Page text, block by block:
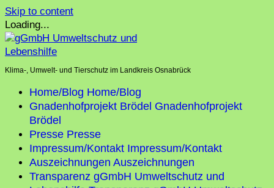
Skip to content
Loading...
Klima-, Umwelt- und Tierschutz im Landkreis Osnabrück
Home/Blog Home/Blog
Gnadenhofprojekt Brödel Gnadenhofprojekt
Brödel
Presse Presse
Impressum/Kontakt Impressum/Kontakt
Auszeichnungen Auszeichnungen
Transparenz gGmbH Umweltschutz und